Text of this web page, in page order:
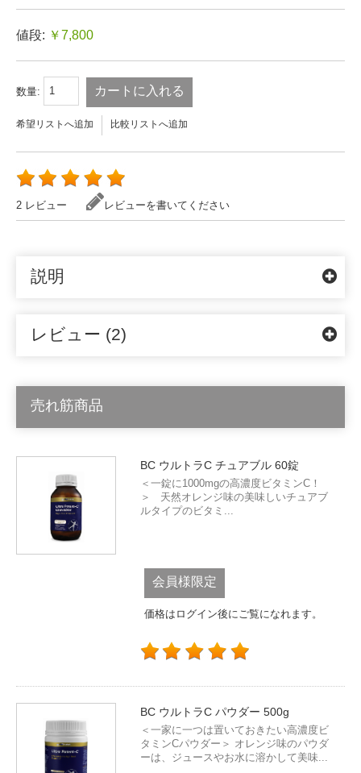
値段: ￥7,800
数量: カートに入れる
希望リストへ追加 比較リストへ追加
2 レビュー レビューを書いてください
説明
レビュー (2)
売れ筋商品
BC ウルトラC チュアブル 60錠
＜一錠に1000mgの高濃度ビタミンC！
＞ 天然オレンジ味の美味しいチュアブ
ルタイプのビタミ...
会員様限定
価格はログイン後にご覧になれます。
BC ウルトラC パウダー 500g
＜一家に一つは置いておきたい高濃度ビ
タミンCパウダー＞ オレンジ味のパウダ
ーは、ジュースやお水に溶かして美味...